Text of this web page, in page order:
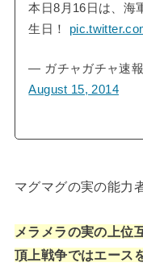
本日8月16日は、海
生日！
— ガチャガチャ速
August 15, 2014
マグマグの実の能力
メラメラの実の上位
頂上戦争ではエース